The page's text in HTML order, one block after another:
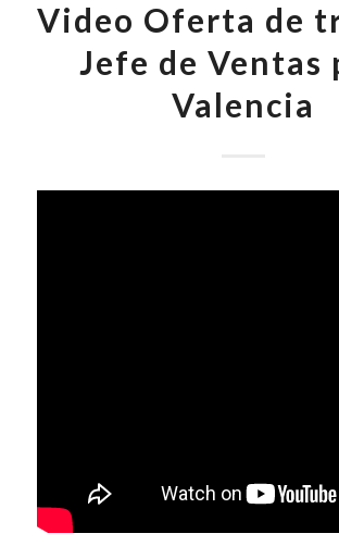
Video Oferta de
Jefe de Ventas
Valencia